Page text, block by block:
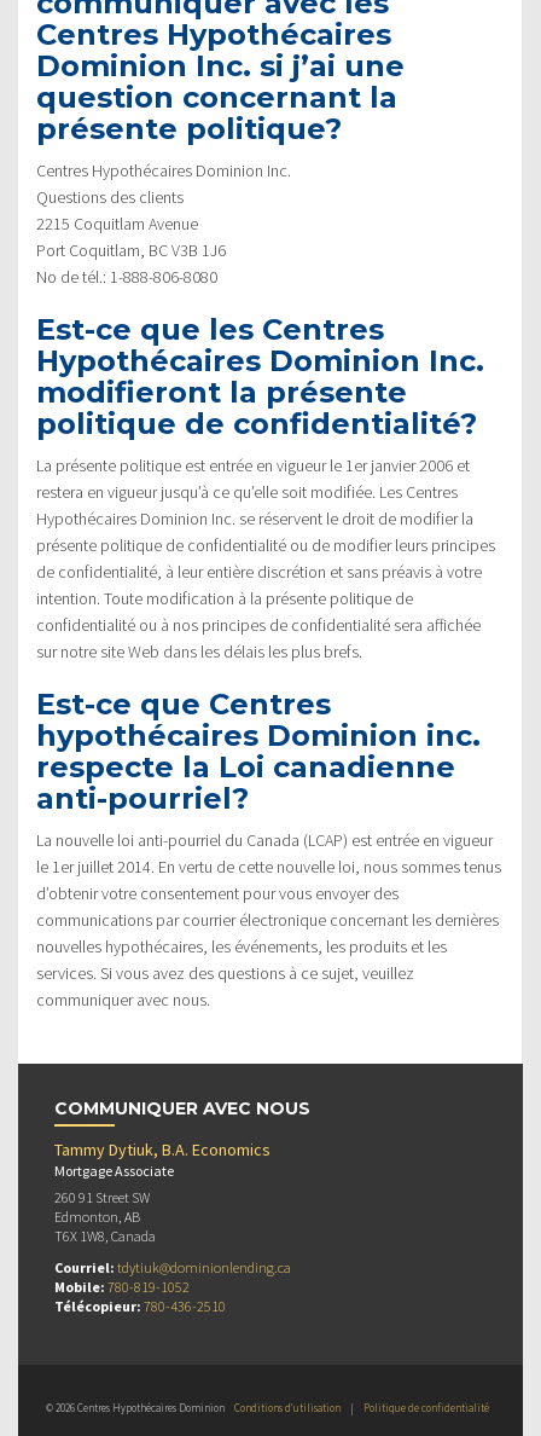
Centres Hypothécaires
Dominion Inc. si j’ai une
question concernant la
présente politique?
Centres Hypothécaires Dominion Inc.
Questions des clients
2215 Coquitlam Avenue
Port Coquitlam, BC V3B 1J6
No de tél.: 1-888-806-8080
Est-ce que les Centres
Hypothécaires Dominion Inc.
modifieront la présente
politique de confidentialité?
La présente politique est entrée en vigueur le 1er janvier 2006 et
restera en vigueur jusqu’à ce qu’elle soit modifiée. Les Centres
Hypothécaires Dominion Inc. se réservent le droit de modifier la
présente politique de confidentialité ou de modifier leurs principes
de confidentialité, à leur entière discrétion et sans préavis à votre
intention. Toute modification à la présente politique de
confidentialité ou à nos principes de confidentialité sera affichée
sur notre site Web dans les délais les plus brefs.
Est-ce que Centres
hypothécaires Dominion inc.
respecte la Loi canadienne
anti-pourriel?
La nouvelle loi anti-pourriel du Canada (LCAP) est entrée en vigueur
le 1er juillet 2014. En vertu de cette nouvelle loi, nous sommes tenus
d’obtenir votre consentement pour vous envoyer des
communications par courrier électronique concernant les dernières
nouvelles hypothécaires, les événements, les produits et les
services. Si vous avez des questions à ce sujet, veuillez
communiquer avec nous.
COMMUNIQUER AVEC NOUS
Tammy Dytiuk, B.A. Economics
Mortgage Associate
260 91 Street SW
Edmonton, AB
T6X 1W8, Canada
Courriel: tdytiuk@dominionlending.ca
Mobile: 780-819-1052
Télécopieur: 780-436-2510
© 2026 Centres Hypothécaires Dominion Conditions d’utilisation | Politique de confidentialité